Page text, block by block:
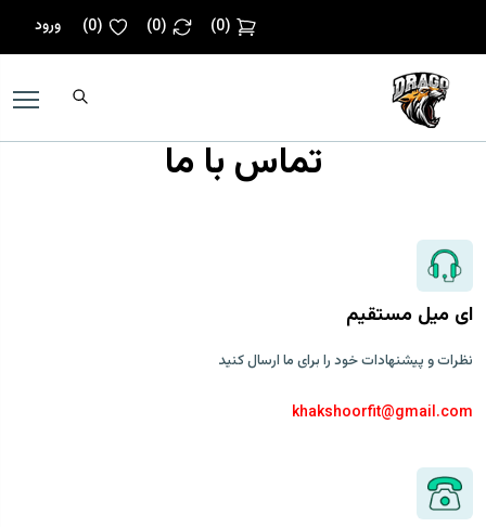
(
0
)
(
0
)
(
0
) ورود
تماس با ما
ای میل مستقیم
نظرات و پیشنهادات خود را برای ما ارسال کنید
khakshoorfit@gmail.com